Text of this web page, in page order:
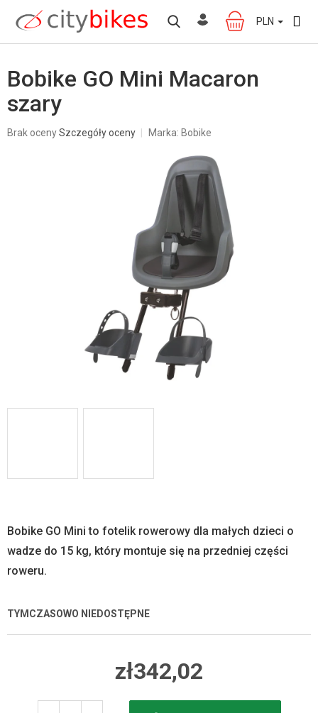
treści
KOSZYK
PLN
Bobike GO Mini Macaron
szary
Średnia
Brak ocenySzczegóły oceny Marka: Bobike
TYMCZASOWO NIEDOSTĘPNE
Bobike GO Mini to fotelik rowerowy dla małych dzieci o
wadze do 15 kg, który montuje się na przedniej części
roweru.
zł342,02
jednostkowa: